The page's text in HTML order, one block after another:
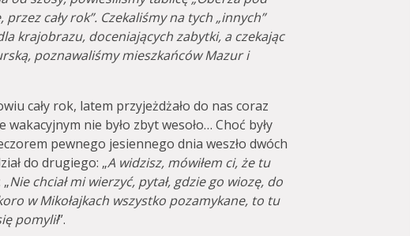
cały rok”. Czekaliśmy na tych „innych”
krajobrazu, doceniających zabytki, a czekając
poznawaliśmy mieszkańców Mazur i
cały rok, latem przyjeżdżało do nas coraz
nie było zbyt wesoło… Choć były
pewnego jesiennego dnia weszło dwóch
do drugiego: „A widzisz, mówiłem ci, że tu
Nie chciał mi wierzyć, pytał, gdzie go wiozę, do
w Mikołajkach wszystko pozamykane, to tu
pomylił”.